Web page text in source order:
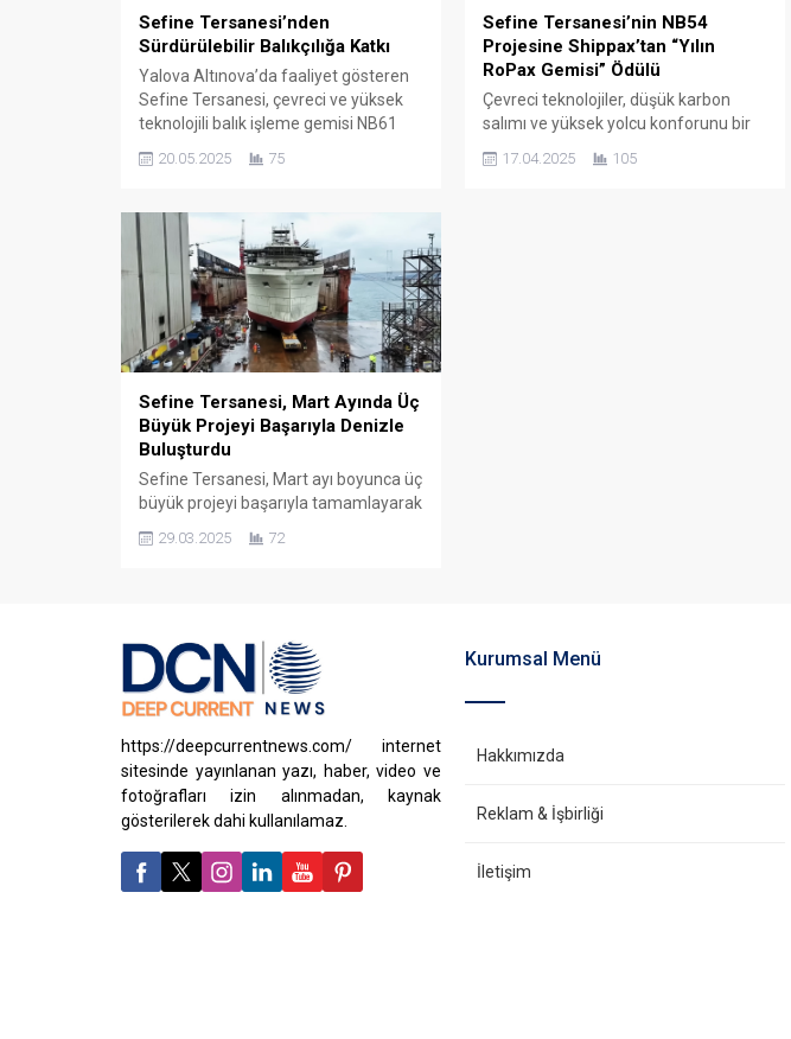
Sefine Tersanesi’nden
Sürdürülebilir Balıkçılığa Katkı
Yalova Altınova’da faaliyet gösteren
Sefine Tersanesi, çevreci ve yüksek
teknolojili balık işleme gemisi NB61
teslim etti. SALT Ship Design imzası
sürdürülebilir balıkçılığa katkı sunmayı
hedefliyor. 69,99 metre uzunluğa
sahip olan NB61 TAUROA, modern
donanımı ve çevre dostu sistemiyle
öne çıkıyor. Gemide yer...
20.05.2025 75
Sefine Tersanesi’nin NB54
Projesine Shippax’tan “Yılın
RoPax Gemisi” Ödülü
Çevreci teknolojiler, düşük karbon
salımı ve yüksek yolcu konforunu bir
uluslararası denizcilik yayını Shippax
17.04.2025 105
Sefine Tersanesi, Mart Ayında Üç
Büyük Projeyi Başarıyla Denizle
Buluşturdu
Sefine Tersanesi, Mart ayı boyunca üç
büyük projeyi başarıyla tamamlayarak
üretilen NB65, Intership AS için
mühendislik çözümleri ve yenilikçi
üretim teknikleriyle hayata geçirilen
bu projeler, sektörün ihtiyaçlarına
yönelik yüksek verimlilik...
29.03.2025 72
https://deepcurrentnews.com/ internet
sitesinde yayınlanan yazı, haber, video ve
fotoğrafları izin alınmadan, kaynak
gösterilerek dahi kullanılamaz.
Kurumsal Menü
Hakkımızda
Reklam & İşbirliği
İletişim